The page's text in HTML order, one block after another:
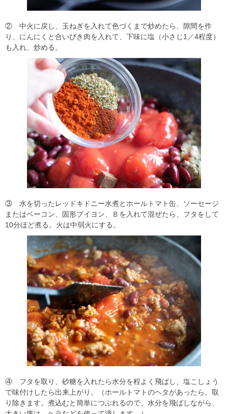
② 中火に戻し、玉ねぎを入れて色づくまで炒めたら、隙間を作
り、にんにくと合いびき肉を入れて、下味に塩（小さじ1／4程度）
も入れ、炒める。
③ 水を切ったレッドキドニー水煮とホールトマト缶、ソーセージ
またはベーコン、固形ブイヨン、Ｂを入れて混ぜたら、フタをして
10分ほど煮る。火は中弱火にする。
④ フタを取り、砂糖を入れたら水分を程よく飛ばし、塩こしょう
で味付けしたら出来上がり。（ホールトマトのヘタがあったら、取
り除きます。煮込むと簡単につぶれるので、水分を飛ばしながら、